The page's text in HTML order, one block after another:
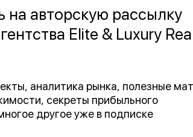
на авторскую рассылку
Elite & Luxury
аналитика рынка, полезные
секреты прибыльного
другое уже в подписке